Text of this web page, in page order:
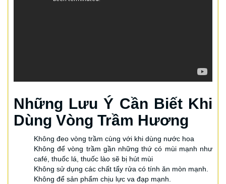
Những Lưu Ý Cần Biết Khi
Dùng Vòng Trầm Hương
Không đeo vòng trầm cùng với khi dùng nước hoa
Không để vòng trầm gần những thứ có mùi mạnh như
café, thuốc lá, thuốc lào sẽ bị hút mùi
Không sử dụng các chất tẩy rửa có tính ăn mòn mạnh.
Không để sản phẩm chịu lực va đạp mạnh.